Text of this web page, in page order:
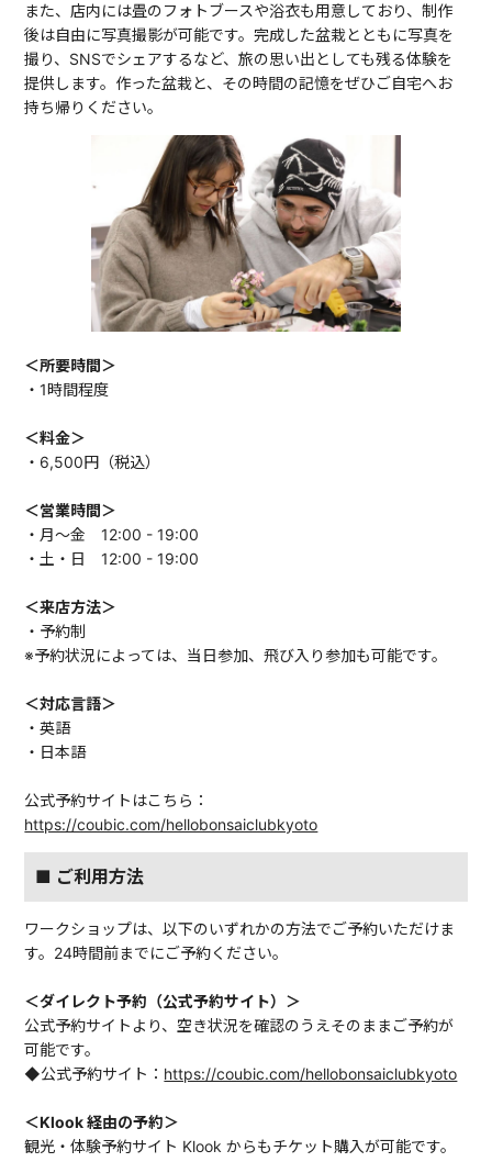
また、店内には畳のフォトブースや浴衣も用意しており、制作
後は自由に写真撮影が可能です。完成した盆栽とともに写真を
撮り、SNSでシェアするなど、旅の思い出としても残る体験を
提供します。作った盆栽と、その時間の記憶をぜひご自宅へお
持ち帰りください。
＜所要時間＞
・1時間程度
＜料金＞
・6,500円（税込）
＜営業時間＞
・月〜金 12:00 - 19:00
・土・日 12:00 - 19:00
＜来店方法＞
・予約制
※予約状況によっては、当日参加、飛び入り参加も可能です。
＜対応言語＞
・英語
・日本語
公式予約サイトはこちら：
https://coubic.com/hellobonsaiclubkyoto
■ ご利用方法
ワークショップは、以下のいずれかの方法でご予約いただけま
す。24時間前までにご予約ください。
＜ダイレクト予約（公式予約サイト）＞
公式予約サイトより、空き状況を確認のうえそのままご予約が
可能です。
◆公式予約サイト： https://coubic.com/hellobonsaiclubkyoto
＜Klook 経由の予約＞
観光・体験予約サイト Klook からもチケット購入が可能です。